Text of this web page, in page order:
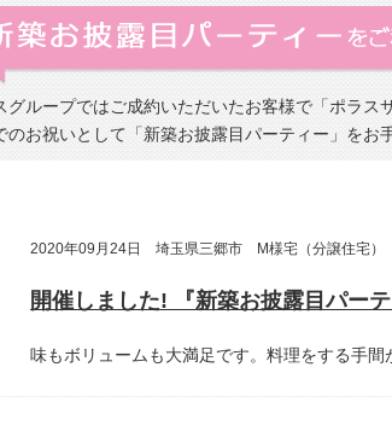
グループではご成約いただいたお客様で「ポラ
のお祝いとして「新築お披露目パーティー」をお
2020年09月24日 埼玉県三郷市 M様宅（分譲住宅）
味もボリュームも大満足です。料理をする手間